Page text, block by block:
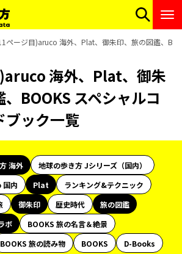
ページ目)aruco 海外、Plat、御朱印、旅の図鑑、
海外、Plat、御朱
BOOKS スペシャルコ
ブック一覧
海外
地球の歩き方 Jシリーズ（国内）
内 Plat
ランキング&テクニック
御朱印 歴史時代
旅の図鑑
ボ
BOOKS 旅の名言＆絶景
BOOKS 旅の読み物 BOOKS
D-Books